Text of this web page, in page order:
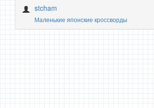
stcham
Маленькие японские кроссворды